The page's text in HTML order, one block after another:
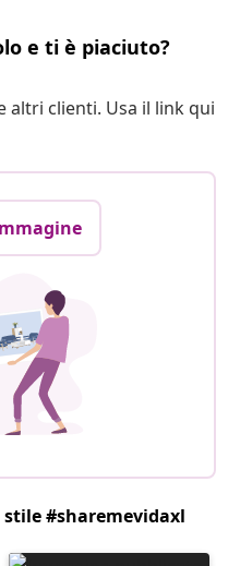
e ti è piaciuto?
altri clienti. Usa il link qui
#sharemevidaxl